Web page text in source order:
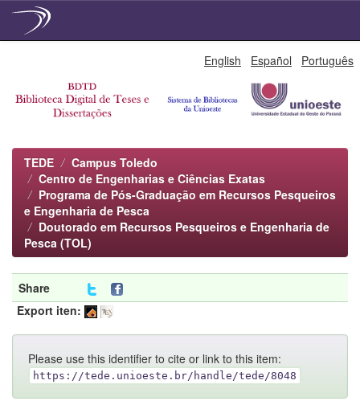
English Español Português
TEDE
Campus Toledo
Centro de Engenharias e Ciências Exatas
Programa de Pós-Graduação em Recursos Pesqueiros
e Engenharia de Pesca
Doutorado em Recursos Pesqueiros e Engenharia de
Pesca (TOL)
Share
Export iten:
Please use this identifier to cite or link to this item:
https://tede.unioeste.br/handle/tede/8048